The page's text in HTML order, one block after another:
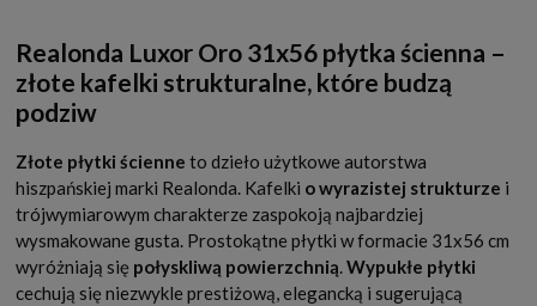
Realonda Luxor Oro 31x56 płytka ścienna –
złote kafelki strukturalne, które budzą
podziw
Złote płytki ścienne to dzieło użytkowe autorstwa
hiszpańskiej marki Realonda. Kafelki owyrazistej strukturze i
trójwymiarowym charakterze zaspokoją najbardziej
wysmakowane gusta. Prostokątne płytki w formacie 31x56 cm
wyróżniają się połyskliwą powierzchnią.Wypukłe płytki
cechują się niezwykle prestiżową, elegancką i sugerującą